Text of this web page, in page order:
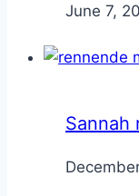
ByNicole
June 7,
Sannah
ByNicole